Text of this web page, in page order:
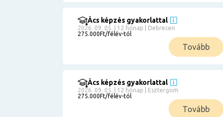
Ács képzés gyakorlattal
2026. 09. 05. | 12 hónap | Debrecen
275.000Ft/félév-tól
Tovább
Ács képzés gyakorlattal
2026. 09. 05. | 12 hónap | Esztergom
275.000Ft/félév-tól
Tovább